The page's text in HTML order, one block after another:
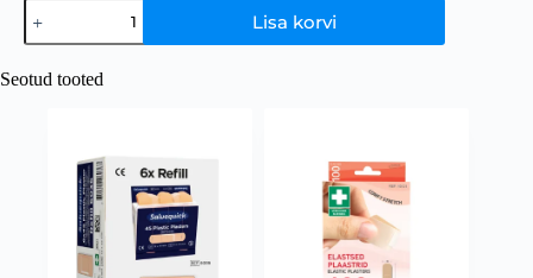
Lisa korvi
Seotud tooted